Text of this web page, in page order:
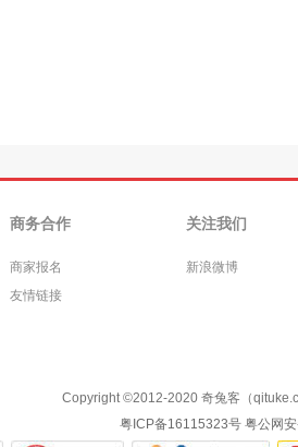
商务合作
商家报名
友情链接
关注我们
新浪微博
Copyright ©2012-2020 奇兔客（
粤ICP备16115323号 粤公网